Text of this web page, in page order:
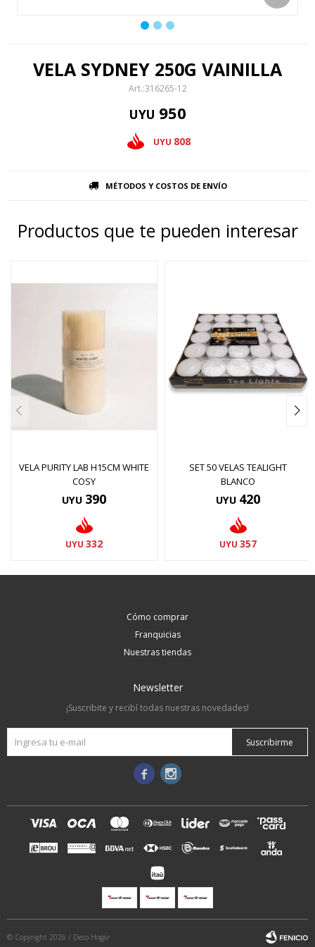
VELA SYDNEY 250G VAINILLA
316265-12
UYU 950
UYU 808
MÉTODOS Y COSTOS DE ENVÍO
Productos que te pueden interesar
VELA PURITY LAB H15CM WHITE
COSY
UYU 390
UYU 332
SET 50 VELAS TEALIGHT
BLANCO
UYU 420
UYU 357
Cómo comprar
Franquicias
Nuestras tiendas
Newsletter
¡Suscribite y recibí todas nuestras novedades!
Suscribirme
 
© Copyright 2026 / Deco Hogar